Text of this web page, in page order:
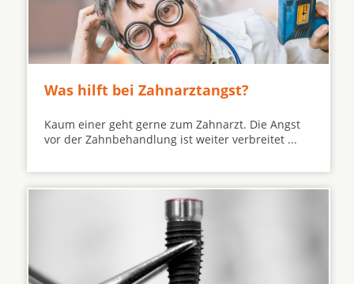
Was hilft bei Zahnarztangst?
Kaum einer geht gerne zum Zahnarzt. Die Angst
vor der Zahnbehandlung ist weiter verbreitet ...